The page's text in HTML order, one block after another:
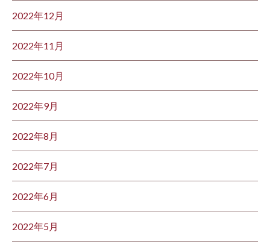
2022年12月
2022年11月
2022年10月
2022年9月
2022年8月
2022年7月
2022年6月
2022年5月